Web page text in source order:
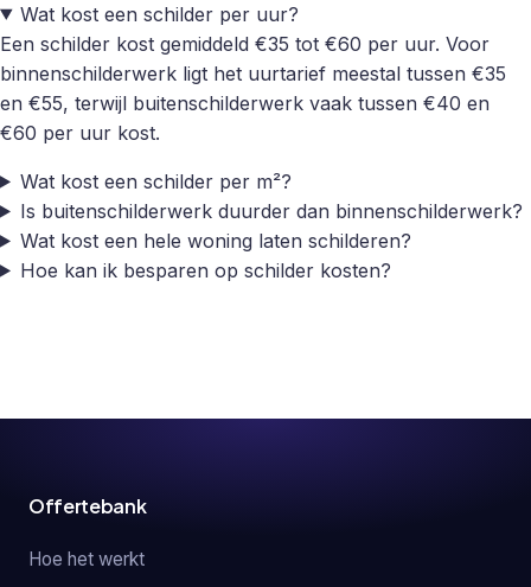
Wat kost een schilder per uur?
Een schilder kost gemiddeld €35 tot €60 per uur. Voor
binnenschilderwerk ligt het uurtarief meestal tussen €35
en €55, terwijl buitenschilderwerk vaak tussen €40 en
€60 per uur kost.
Wat kost een schilder per m²?
Is buitenschilderwerk duurder dan binnenschilderwerk?
Wat kost een hele woning laten schilderen?
Hoe kan ik besparen op schilder kosten?
Offertebank
Hoe het werkt